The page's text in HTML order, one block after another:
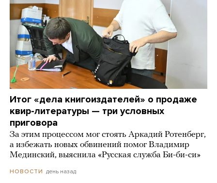
Итог «дела книгоиздателей» о продаже
квир-литературы — три условных
приговора
За этим процессом мог стоять Аркадий Ротенберг,
а избежать новых обвинений помог Владимир
Мединский, выяснила «Русская служба Би-би-си»
НОВОСТИ день назад